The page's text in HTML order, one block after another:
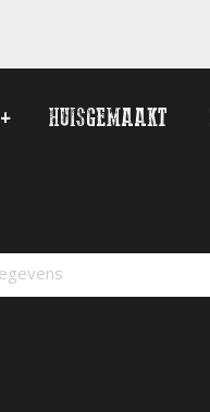
+ HUISGEMAAKT